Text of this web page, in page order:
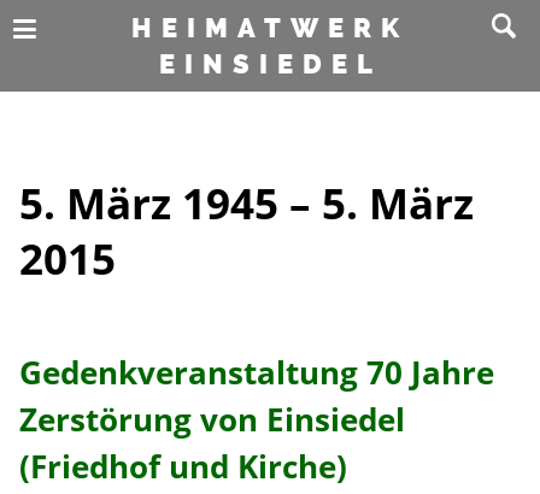
HEIMATWERK
EINSIEDEL
5. März 1945 – 5. März
2015
Gedenkveranstaltung 70 Jahre
Zerstörung von Einsiedel
(Friedhof und Kirche)